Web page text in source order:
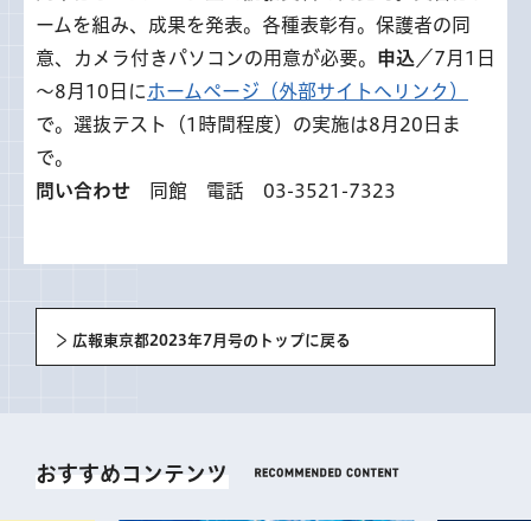
ームを組み、成果を発表。各種表彰有。保護者の同
意、カメラ付きパソコンの用意が必要。
申込 ／7月1日
～8月10日に ホームページ（外部サイトへリンク）
で。選抜テスト（1時間程度）の実施は8月20日ま
で。
問い合わせ 同館 電話 03-3521-7323
広報東京都2023年7月号のトップに戻る
おすすめコンテンツ